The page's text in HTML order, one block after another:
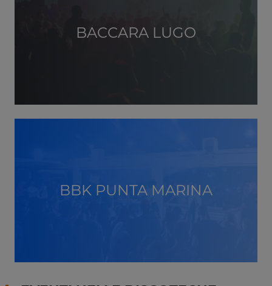
BACCARA LUGO
BBK PUNTA MARINA